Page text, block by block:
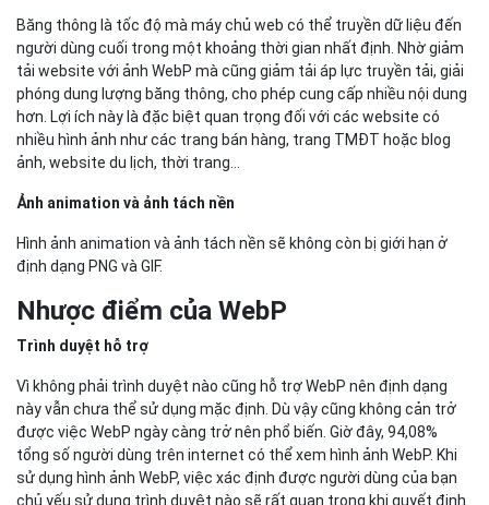
Băng thông là tốc độ mà máy chủ web có thể truyền dữ liệu đến
người dùng cuối trong một khoảng thời gian nhất định. Nhờ giảm
tải website với ảnh WebP mà cũng giảm tải áp lực truyền tải, giải
phóng dung lượng băng thông, cho phép cung cấp nhiều nội dung
hơn. Lợi ích này là đặc biệt quan trọng đối với các website có
nhiều hình ảnh như các trang bán hàng, trang TMĐT hoặc blog
ảnh, website du lịch, thời trang...
Ảnh animation và ảnh tách nền
Hình ảnh animation và ảnh tách nền sẽ không còn bị giới hạn ở
định dạng PNG và GIF.
Nhược điểm của WebP
Trình duyệt hỗ trợ
Vì không phải trình duyệt nào cũng hỗ trợ WebP nên định dạng
này vẫn chưa thể sử dụng mặc định. Dù vậy cũng không cản trở
được việc WebP ngày càng trở nên phổ biến. Giờ đây, 94,08%
tổng số người dùng trên internet có thể xem hình ảnh WebP. Khi
sử dụng hình ảnh WebP, việc xác định được người dùng của bạn
chủ yếu sử dụng trình duyệt nào sẽ rất quan trọng khi quyết định